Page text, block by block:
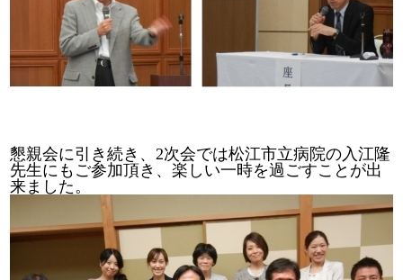
懇親会に引き続き、2次会では松江市立病院の入江隆
先生にもご参加頂き、楽しい一時を過ごすことが出
来ました。